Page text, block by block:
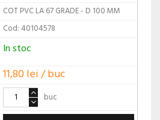
COT PVC LA 67 GRADE - D 100 MM
Cod: 40104578
In stoc
11,80 lei / buc
buc